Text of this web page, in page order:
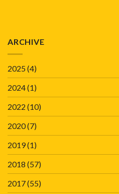
ARCHIVE
2025(4)
2024(1)
2022 (10)
2020(7)
2019(1)
2018 (57)
2017(55)